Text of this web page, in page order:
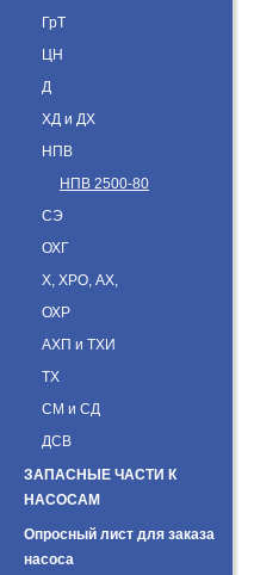
ГрТ
ЦН
Д
ХД и ДХ
НПВ
НПВ 2500-80
СЭ
ОХГ
Х, ХРО, АХ,
ОХР
АХП и ТХИ
ТХ
СМ и СД
ДСВ
ЗАПАСНЫЕ ЧАСТИ К
НАСОСАМ
Опросный лист для заказа
насоса